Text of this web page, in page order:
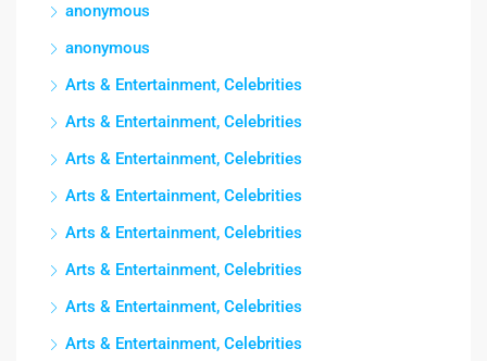
anonymous
anonymous
Arts & Entertainment, Celebrities
Arts & Entertainment, Celebrities
Arts & Entertainment, Celebrities
Arts & Entertainment, Celebrities
Arts & Entertainment, Celebrities
Arts & Entertainment, Celebrities
Arts & Entertainment, Celebrities
Arts & Entertainment, Celebrities